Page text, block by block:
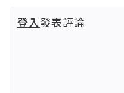
登入發表評論